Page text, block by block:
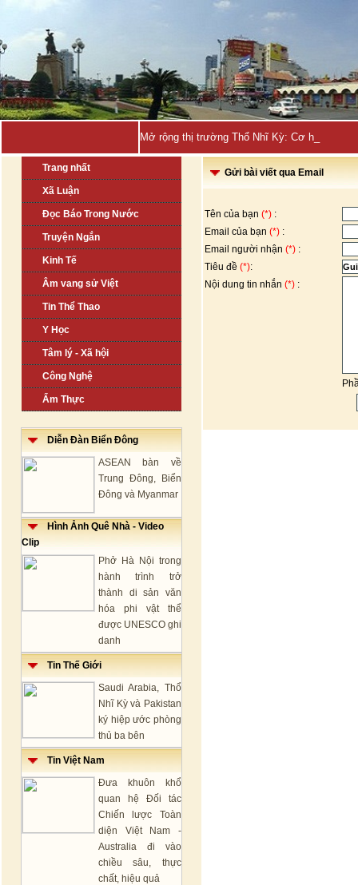
Mở rộng thị trường Thổ Nhĩ Kỳ: Cơ hội lớn
Trang nhất
Xã Luận
Đọc Báo Trong Nước
Truyện Ngắn
Kinh Tế
Âm vang sử Việt
Tin Thể Thao
Y Học
Tâm lý - Xã hội
Công Nghệ
Ẩm Thực
Diễn Đàn Biển Đông
ASEAN bàn về
Trung Đông, Biển
Đông và Myanmar
Hình Ảnh Quê Nhà - Video
Clip
Phở Hà Nội trong
hành trình trở
thành di sản văn
hóa phi vật thể
được UNESCO ghi
danh
Tin Thế Giới
Saudi Arabia, Thổ
Nhĩ Kỳ và Pakistan
ký hiệp ước phòng
thủ ba bên
Tin Việt Nam
Đưa khuôn khổ
quan hệ Đối tác
Chiến lược Toàn
diện Việt Nam -
Australia đi vào
chiều sâu, thực
chất, hiệu quả
Gửi bài viết qua Email
Tên của bạn (*) :
Email của bạn (*) :
Email người nhận (*) :
Tiêu đề (*):
Nội dung tin nhắn (*) :